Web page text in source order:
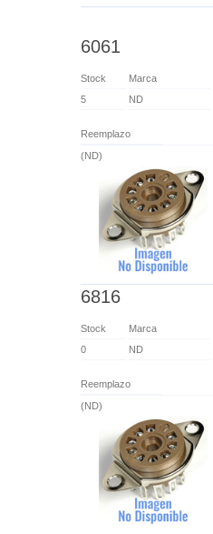
6061
Stock Marca
5
ND
Reemplazo
(ND)
6816
Stock Marca
0
ND
Reemplazo
(ND)